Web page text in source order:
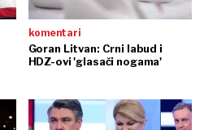
komentari
Goran Litvan: Crni labud i
HDZ-ovi 'glasači nogama'